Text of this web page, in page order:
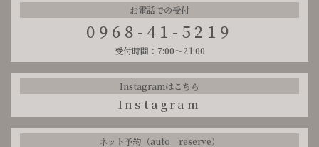
お電話での受付
0968-41-5219
受付時間：7:00～21:00
Instagramはこちら
Instagram
ネット予約（auto reserve）